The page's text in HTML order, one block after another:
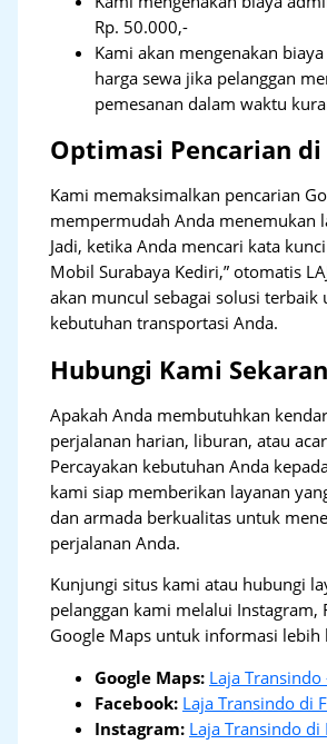
Rp. 50.000,-
Kami akan mengenakan
harga sewa jika pelanggan
pemesanan dalam waktu
Optimasi Pencarian di
Kami memaksimalkan pencarian
mempermudah Anda menemukan
Jadi, ketika Anda mencari kata
Mobil Surabaya Kediri,” otomatis
akan muncul sebagai solusi terbaik
kebutuhan transportasi Anda.
Hubungi Kami
Apakah Anda membutuhkan
perjalanan harian, liburan, atau
Percayakan kebutuhan Anda
kami siap memberikan layanan
dan armada berkualitas untuk
perjalanan Anda.
Kunjungi situs kami atau hubungi
pelanggan kami melalui Instagram,
Google Maps untuk informasi lebih
Google Maps: Laja Transindo
Facebook: Laja Transindo di
Instagram: Laja Transindo di